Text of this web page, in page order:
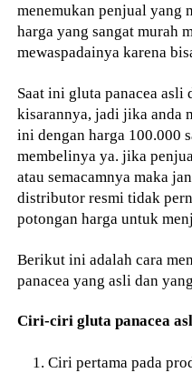
menemukan penjual yang
harga yang sangat murah
mewaspadainya karena
Saat ini gluta panacea asli
kisarannya, jadi jika anda
ini dengan harga 100.000
membelinya ya. jika
atau semacamnya maka
distributor resmi tidak
potongan harga untuk
Berikut ini adalah cara
panacea yang asli dan
Ciri-ciri gluta panacea
Ciri pertama pada